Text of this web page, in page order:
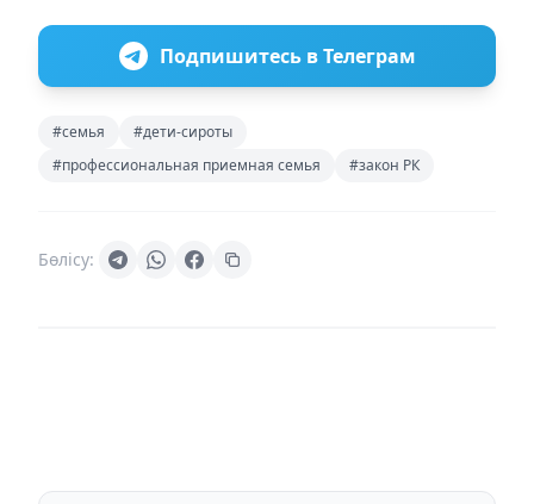
Подпишитесь в Телеграм
#семья
#дети-сироты
#профессиональная приемная семья
#закон РК
Бөлісу: